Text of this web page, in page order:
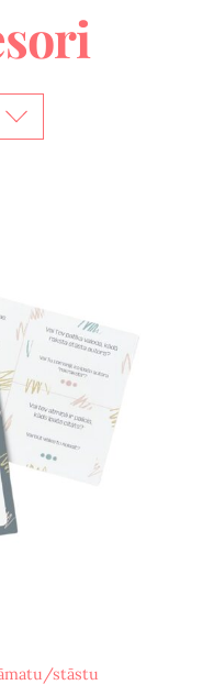
stāstu